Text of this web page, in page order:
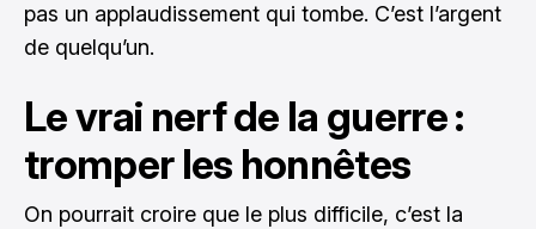
pas un applaudissement qui tombe. C’est l’argent
de quelqu’un.
Le vrai nerf de la guerre :
tromper les honnêtes
On pourrait croire que le plus difficile, c’est la